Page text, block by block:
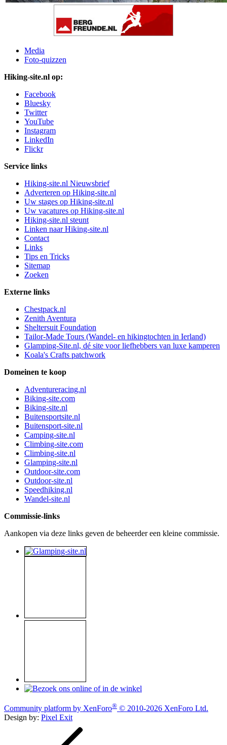
Media
Foto-quizzen
Hiking-site.nl op:
Facebook
Bluesky
Twitter
YouTube
Instagram
LinkedIn
Flickr
Service links
Hiking-site.nl Nieuwsbrief
Adverteren op Hiking-site.nl
Uw stages op Hiking-site.nl
Uw vacatures op Hiking-site.nl
Hiking-site.nl steunt
Linken naar Hiking-site.nl
Contact
Links
Tips en Tricks
Sitemap
Zoeken
Externe links
Chestpack.nl
Zenith Aventura
Sheltersuit Foundation
Tailor-Made Tours (Wandel- en hikingtochten in Ierland)
Glamping-Site.nl, dé site voor liefhebbers van luxe kamperen
Koala's Crafts patchwork
Domeinen te koop
Adventureracing.nl
Biking-site.com
Biking-site.nl
Buitensportsite.nl
Buitensport-site.nl
Camping-site.nl
Climbing-site.com
Climbing-site.nl
Glamping-site.nl
Outdoor-site.com
Outdoor-site.nl
Speedhiking.nl
Wandel-site.nl
Commissie-links
Aankopen via deze links geven de beheerder een kleine commissie.
Community platform by XenForo® © 2010-2026 XenForo Ltd.
Design by: Pixel Exit